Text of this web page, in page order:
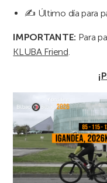
✍️ Último día para
IMPORTANTE: Para
KLUBA Friend